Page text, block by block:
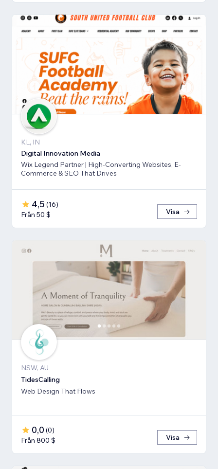
KL, IN
Digital Innovation Media
Wix Legend Partner | High-Converting Websites, E-
Commerce & SEO That Drives
4,5 (16)
Från 50 $
Visa
NSW, AU
TidesCalling
Web Design That Flows
0,0 (0)
Från 800 $
Visa